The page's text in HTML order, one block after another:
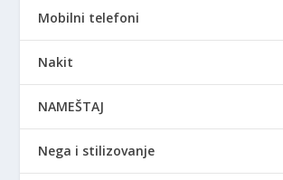
Mobilni telefoni
Nakit
NAMEŠTAJ
Nega i stilizovanje